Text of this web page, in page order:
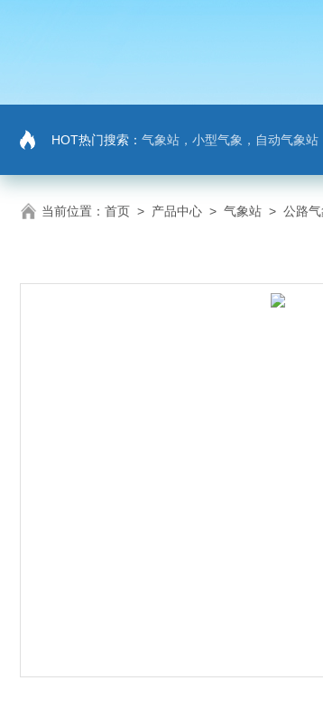
HOT热门搜索： 气象站，小型气象，自动气象站，防爆气象站，超声波气
当前位置： 首页 > 产品中心 > 气象站 > 公路